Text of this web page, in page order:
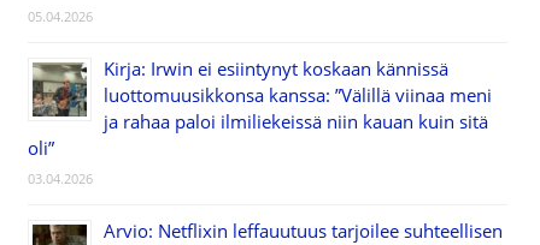
05.04.2026
Kirja: Irwin ei esiintynyt koskaan kännissä
luottomuusikkonsa kanssa: ”Välillä viinaa meni
ja rahaa paloi ilmiliekeissä niin kauan kuin sitä
oli”
03.04.2026
Arvio: Netflixin leffauutuus tarjoilee suhteellisen